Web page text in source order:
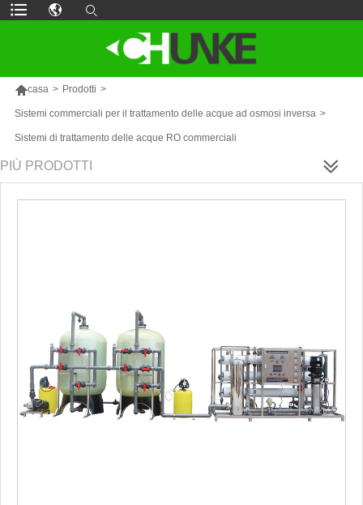
casa > Prodotti >
Sistemi commerciali per il trattamento delle acque ad osmosi inversa >
Sistemi di trattamento delle acque RO commerciali
PIÙ PRODOTTI